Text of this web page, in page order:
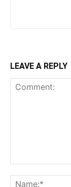
LEAVE A REPLY